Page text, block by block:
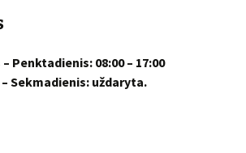
Penktadienis: 08:00 – 17:00
Sekmadienis: uždaryta.